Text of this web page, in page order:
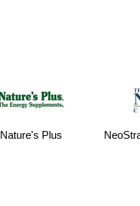
Nature's Plus